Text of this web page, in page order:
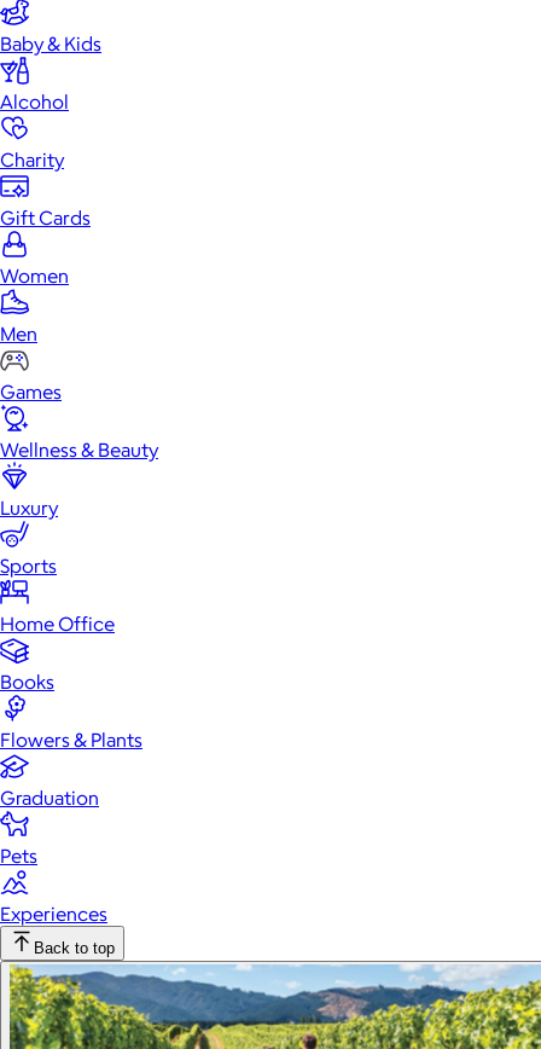
Baby & Kids
Alcohol
Charity
Gift Cards
Women
Men
Games
Wellness & Beauty
Luxury
Sports
Home Office
Books
Flowers & Plants
Graduation
Pets
Experiences
Back to top